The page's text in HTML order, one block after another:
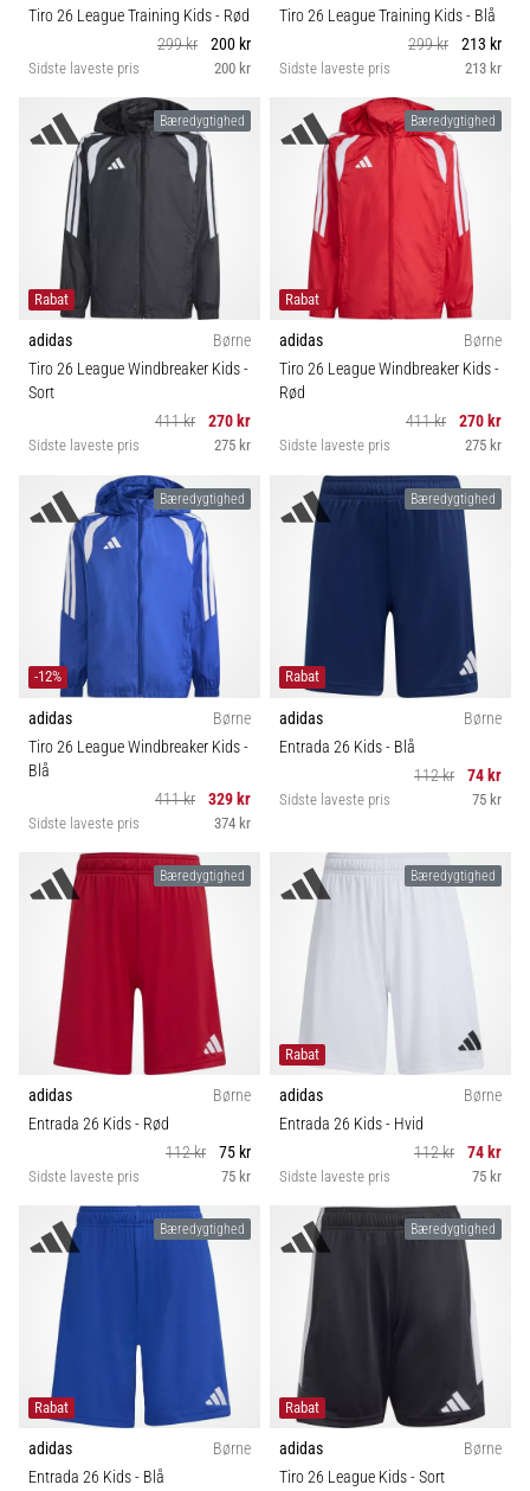
Tiro 26 League Training Kids- Rød
299 kr
200 kr
Sidste laveste pris 200 kr
Tiro 26 League Training Kids- Blå
299 kr
213 kr
Sidste laveste pris 213 kr
Bæredygtighed
Rabat
adidas
Børne
Tiro 26 League Windbreaker Kids-
Sort
411 kr
270 kr
Sidste laveste pris 275 kr
Bæredygtighed
Rabat
adidas
Børne
Tiro 26 League Windbreaker Kids-
Rød
411 kr
270 kr
Sidste laveste pris 275 kr
Bæredygtighed
-12%
adidas
Børne
Tiro 26 League Windbreaker Kids-
Blå
411 kr
329 kr
Sidste laveste pris 374 kr
Bæredygtighed
Rabat
adidas
Børne
Entrada 26 Kids- Blå
112 kr
74 kr
Sidste laveste pris 75 kr
Bæredygtighed
adidas
Børne
Entrada 26 Kids- Rød
112 kr
75 kr
Sidste laveste pris 75 kr
Bæredygtighed
Rabat
adidas
Børne
Entrada 26 Kids- Hvid
112 kr
74 kr
Sidste laveste pris 75 kr
Bæredygtighed
Rabat
adidas
Børne
Entrada 26 Kids- Blå
Bæredygtighed
Rabat
adidas
Børne
Tiro 26 League Kids- Sort